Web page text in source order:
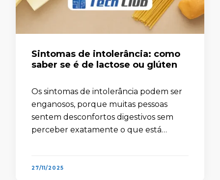
Sintomas de intolerância: como
saber se é de lactose ou glúten
Os sintomas de intolerância podem ser
enganosos, porque muitas pessoas
sentem desconfortos digestivos sem
perceber exatamente o que está
persistente, eles costumam ser
27/11/2025